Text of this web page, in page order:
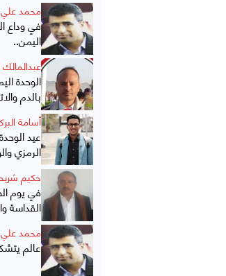
محمد
في وداع
اليمن..
الوحدة
بالدم
أسامة
عيد
الرمزي
حكيم
في يوم
القداسة
محمد
عالم